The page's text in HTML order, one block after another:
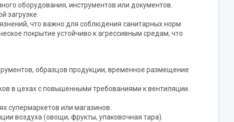
оборудования, инструментов или документов.
загрузке.
что важно для соблюдения санитарных норм
покрытие устойчиво к агрессивным средам, что
образцов продукции, временное размещение
в цехах с повышенными требованиями к вентиляции.
супермаркетов или магазинов.
воздуха (овощи, фрукты, упаковочная тара).